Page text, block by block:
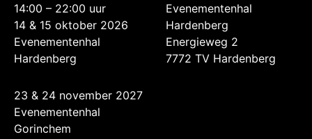
14:00 – 22:00 uur
14 & 15 oktober 2026
Evenementenhal
Hardenberg
23 & 24 november 2027
Evenementenhal
Gorinchem
Evenementenhal
Hardenberg
Energieweg 2
7772 TV Hardenberg